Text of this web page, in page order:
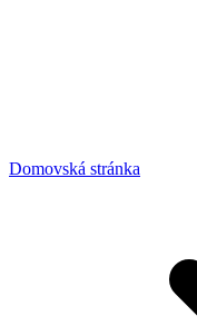
Domovská stránka